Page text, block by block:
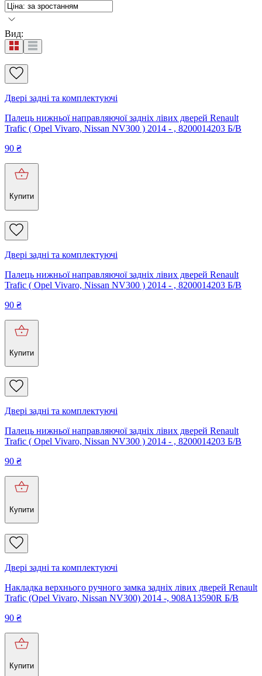
Вид:
Двері задні та комплектуючі
Палець нижньої направляючої задніх лівих дверей Renault
Trafic ( Opel Vivaro, Nissan NV300 ) 2014 - , 8200014203 Б/В
90 ₴
Купити
Двері задні та комплектуючі
Палець нижньої направляючої задніх лівих дверей Renault
Trafic ( Opel Vivaro, Nissan NV300 ) 2014 - , 8200014203 Б/В
90 ₴
Купити
Двері задні та комплектуючі
Палець нижньої направляючої задніх лівих дверей Renault
Trafic ( Opel Vivaro, Nissan NV300 ) 2014 - , 8200014203 Б/В
90 ₴
Купити
Двері задні та комплектуючі
Накладка верхнього ручного замка задніх лівих дверей Renault
Trafic (Opel Vivaro, Nissan NV300) 2014 -, 908A13590R Б/В
90 ₴
Купити